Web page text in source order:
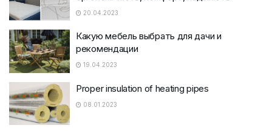
20.04.2023
Какую мебель выбрать для дачи и
рекомендации
19.04.2023
Proper insulation of heating pipes
08.01.2023